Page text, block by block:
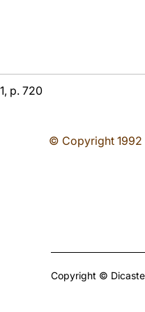
p. 720
© Copyright 1992
Copyright ©